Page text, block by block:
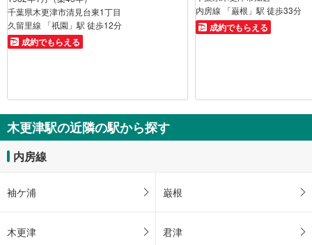
千葉県木更津市清見台東1丁目
久留里線 「祇園」駅 徒歩12分
成約でもらえる
内房線 「巌根」駅 徒歩33分
成約でもらえる
木更津駅の近隣の駅から探す
内房線
袖ケ浦 巌根
木更津 君津